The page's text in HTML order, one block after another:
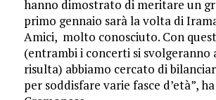
hanno dimostrato di meritare un
primo gennaio sarà la volta di
Amici, molto conosciuto. Con
(entrambi i concerti si svolgeranno
risulta) abbiamo cercato di
per soddisfare varie fasce d’età”,